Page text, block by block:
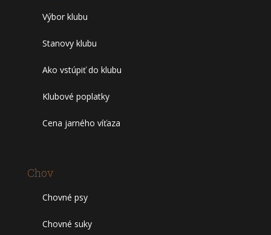
Výbor klubu
Stanovy klubu
Ako vstúpiť do klubu
Klubové poplatky
Cena jarného víťaza
Chov
Chovné psy
Chovné suky